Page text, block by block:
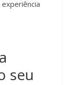
seu